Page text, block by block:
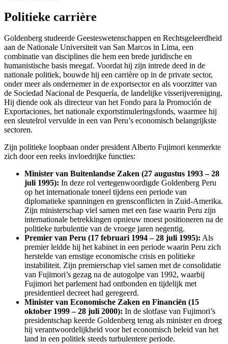
Politieke carrière
Goldenberg studeerde Geesteswetenschappen en Rechtsgeleerdheid
aan de Nationale Universiteit van San Marcos in Lima, een
combinatie van disciplines die hem een brede juridische en
humanistische basis meegaf. Voordat hij zijn intrede deed in de
nationale politiek, bouwde hij een carrière op in de private sector,
onder meer als ondernemer in de exportsector en als voorzitter van
de Sociedad Nacional de Pesquería, de landelijke visserijvereniging.
Hij diende ook als directeur van het Fondo para la Promoción de
Exportaciones, het nationale exportstimuleringsfonds, waarmee hij
een sleutelrol vervulde in een van Peru’s economisch belangrijkste
sectoren.
Zijn politieke loopbaan onder president Alberto Fujimori kenmerkte
zich door een reeks invloedrijke functies:
Minister van Buitenlandse Zaken (27 augustus 1993 – 28
juli 1995): In deze rol vertegenwoordigde Goldenberg Peru
op het internationale toneel tijdens een periode van
diplomatieke spanningen en grensconflicten in Zuid-Amerika.
Zijn ministerschap viel samen met een fase waarin Peru zijn
internationale betrekkingen opnieuw moest positioneren na de
politieke turbulentie van de vroege jaren negentig.
Premier van Peru (17 februari 1994 – 28 juli 1995): Als
premier leidde hij het kabinet in een periode waarin Peru zich
herstelde van ernstige economische crisis en politieke
instabiliteit. Zijn premierschap viel samen met de consolidatie
van Fujimori’s gezag na de autogolpe van 1992, waarbij
Fujimori het parlement had ontbonden en tijdelijk met
presidentieel decreet had geregeerd.
Minister van Economische Zaken en Financiën (15
oktober 1999 – 28 juli 2000): In de slotfase van Fujimori’s
presidentschap keerde Goldenberg terug als minister en droeg
hij verantwoordelijkheid voor het economisch beleid van het
land in een politiek steeds turbulentere periode.